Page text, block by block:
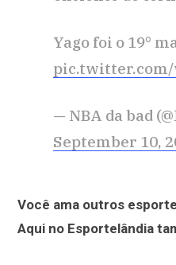
Yago foi o 19°
— NBA da bad
September 10,
Você ama outros
Aqui no Esportelândia